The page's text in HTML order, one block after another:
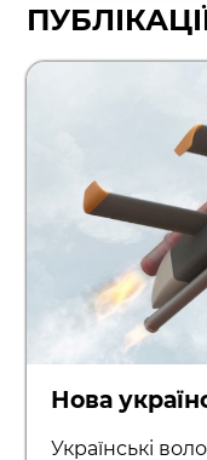
Нова
Українські